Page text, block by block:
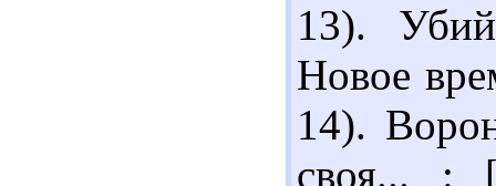
13).
Новое
14).
своя... :